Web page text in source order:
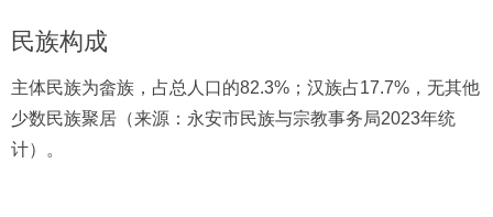
民族构成
主体民族为畲族，占总人口的82.3%；汉族占17.7%，无其他
少数民族聚居（来源：永安市民族与宗教事务局2023年统
计）。